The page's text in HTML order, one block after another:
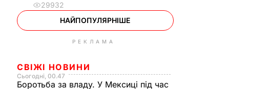
29932
НАЙПОПУЛЯРНІШЕ
РЕКЛАМА
СВІЖІ НОВИНИ
Сьогодні, 00.47
Боротьба за владу. У Мексиці під час